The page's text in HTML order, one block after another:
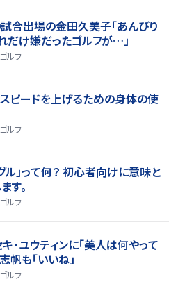
合出場の金田久美子「あんびり
だけ嫌だったゴルフが…」
ゴルフ
スピードを上げるための身体の使
ゴルフ
ル」って何？ 初心者向けに意味と
す。
ゴルフ
・ユウティンに「美人は何やって
帆も「いいね」
ゴルフ